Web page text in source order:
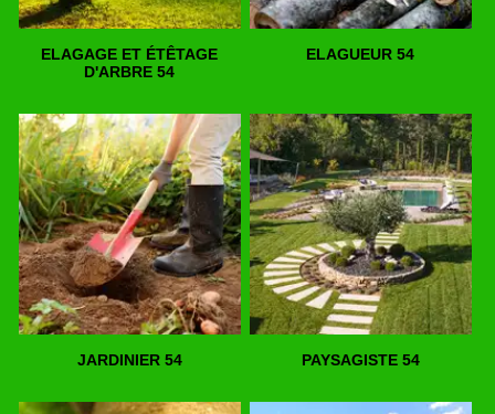
ELAGAGE ET ÉTÊTAGE
D'ARBRE 54
ELAGUEUR 54
JARDINIER 54 PAYSAGISTE 54